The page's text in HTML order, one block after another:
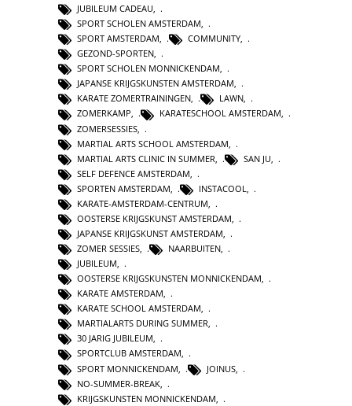
JUBILEUM CADEAU,
SPORT SCHOLEN AMSTERDAM,
SPORT AMSTERDAM, COMMUNITY,
GEZOND-SPORTEN,
SPORT SCHOLEN MONNICKENDAM,
JAPANSE KRIJGSKUNSTEN AMSTERDAM,
KARATE ZOMERTRAININGEN, LAWN,
ZOMERKAMP, KARATESCHOOL AMSTERDAM,
ZOMERSESSIES
MARTIAL ARTS SCHOOL AMSTERDAM
MARTIAL ARTS CLINIC IN SUMMER
SAN JU
SELF DEFENCE AMSTERDAM
SPORTEN AMSTERDAM
INSTACOOL
KARATE-AMSTERDAM-CENTRUM
OOSTERSE KRIJGSKUNST AMSTERDAM
JAPANSE KRIJGSKUNST AMSTERDAM
ZOMER SESSIES, NAARBUITEN,
JUBILEUM,
OOSTERSE KRIJGSKUNSTEN MONNICKENDAM,
KARATE AMSTERDAM,
KARATE SCHOOL AMSTERDAM,
MARTIALARTS DURING SUMMER,
30 JARIG JUBILEUM,
SPORTCLUB AMSTERDAM,
SPORT MONNICKENDAM
JOINUS
NO-SUMMER-BREAK
KRIJGSKUNSTEN MONNICKENDAM